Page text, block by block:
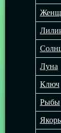
Луна
Ключ
Рыбы
Якорь